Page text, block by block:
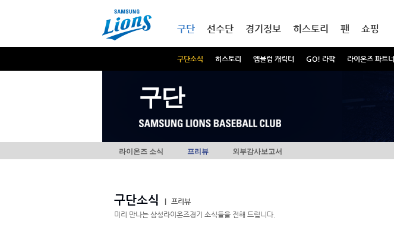
구단
구단소식 히스토리 엠블럼 캐릭터 GO! 라팍 라이온즈 파트너
선수단 경기정보 히스토리 팬 쇼핑
구단
라이온즈 소식 프리뷰 외부감사보고서
구단소식
프리뷰
미리 만나는 삼성라이온즈경기 소식들을 전해 드립니다.